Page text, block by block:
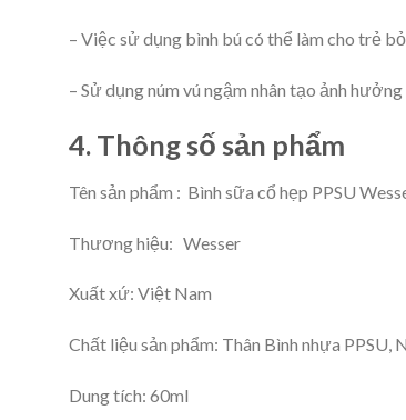
– Việc sử dụng bình bú có thể làm cho trẻ
– Sử dụng núm vú ngậm nhân tạo ảnh
4. Thông số sản phẩm
Tên sản phẩm : Bình sữa cổ hẹp PPSU
Thương hiệu: Wesser
Xuất xứ: Việt Nam
Chất liệu sản phẩm: Thân Bình nhựa PPSU,
Dung tích: 60ml